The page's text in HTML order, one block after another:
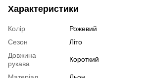
Характеристики
Колір
Рожевий
Сезон
Літо
Довжина
рукава
Короткий